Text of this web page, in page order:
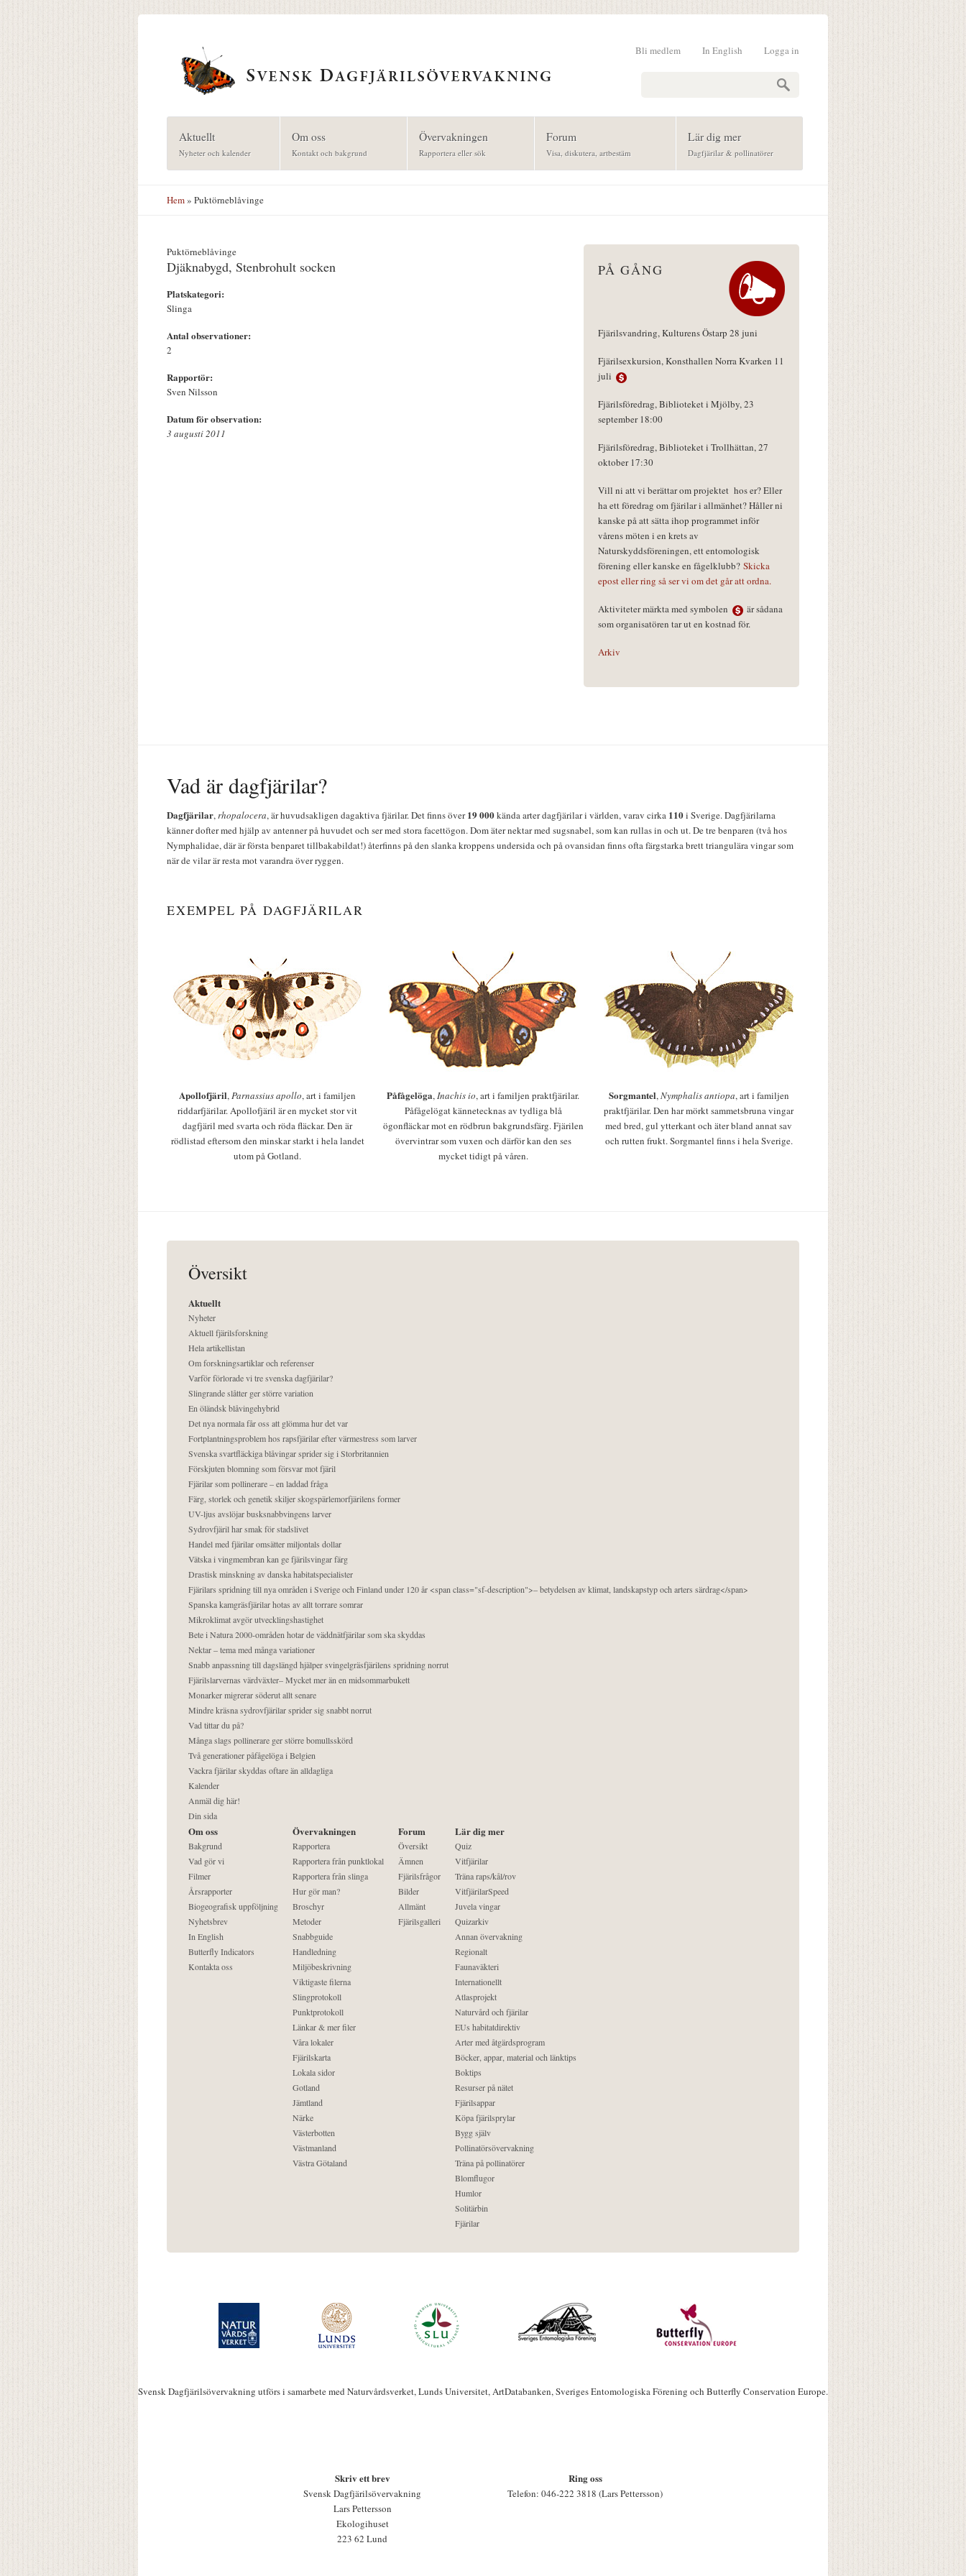
Logga in
In English
Bli medlem
Aktuellt
Nyheter och kalender
Om oss
Kontakt och bakgrund
Övervakningen
Rapportera eller sök
Forum
Visa, diskutera, artbestäm
Lär dig mer
Dagfjärilar & pollinatörer
Hem» Puktörneblåvinge
Puktörneblåvinge
Djäknabygd, Stenbrohult socken
Platskategori:
Slinga
Antal observationer:
2
Rapportör:
Sven Nilsson
Datum för observation:
3 augusti 2011
PÅ GÅNG
Fjärilsvandring, Kulturens Östarp 28 juni
Fjärilsexkursion, Konsthallen Norra Kvarken 11
juli
Fjärilsföredrag, Biblioteket i Mjölby, 23
september 18:00
Fjärilsföredrag, Biblioteket i Trollhättan, 27
oktober 17:30
Vill ni att vi berättar om projektet hos er? Eller
ha ett föredrag om fjärilar i allmänhet? Håller ni
kanske på att sätta ihop programmet inför
vårens möten i en krets av
Naturskyddsföreningen, ett entomologisk
förening eller kanske en fågelklubb? Skicka
epost eller ring så ser vi om det går att ordna.
Aktiviteter märkta med symbolen
är sådana
som organisatören tar ut en kostnad för.
Arkiv
Vad är dagfjärilar?
Dagfjärilar,rhopalocera, är huvudsakligen dagaktiva fjärilar. Det finns över19 000kända arter dagfjärilar i världen, varav cirka 110i Sverige. Dagfjärilarna
känner dofter med hjälp av antenner på huvudet och ser med stora facettögon. Dom äter nektar med sugsnabel, som kan rullas in och ut. De tre benparen (två hos
Nymphalidae, där är första benparet tillbakabildat!) återfinns på den slanka kroppens undersida och på ovansidan finns ofta färgstarka brett triangulära vingar som
när de vilar är resta mot varandra över ryggen.
EXEMPEL PÅ DAGFJÄRILAR
Apollofjäril,Parnassius apollo, art i familjen
riddarfjärilar. Apollofjäril är en mycket stor vit
dagfjäril med svarta och röda fläckar. Den är
rödlistad eftersom den minskar starkt i hela landet
utom på Gotland.
Påfågelöga,Inachis io, art i familjen praktfjärilar.
Påfågelögat kännetecknas av tydliga blå
ögonfläckar mot en rödbrun bakgrundsfärg. Fjärilen
övervintrar som vuxen och därför kan den ses
mycket tidigt på våren.
Sorgmantel,Nymphalis antiopa, art i familjen
praktfjärilar. Den har mörkt sammetsbruna vingar
med bred, gul ytterkant och äter bland annat sav
och rutten frukt. Sorgmantel finns i hela Sverige.
Översikt
Aktuellt
Nyheter
Aktuell fjärilsforskning
Hela artikellistan
Om forskningsartiklar och referenser
Varför förlorade vi tre svenska dagfjärilar?
Slingrande slåtter ger större variation
En öländsk blåvingehybrid
Det nya normala får oss att glömma hur det var
Fortplantningsproblem hos rapsfjärilar efter värmestress som larver
Svenska svartfläckiga blåvingar sprider sig i Storbritannien
Förskjuten blomning som försvar mot fjäril
Fjärilar som pollinerare – en laddad fråga
Färg, storlek och genetik skiljer skogspärlemorfjärilens former
UV-ljus avslöjar busksnabbvingens larver
Sydrovfjäril har smak för stadslivet
Handel med fjärilar omsätter miljontals dollar
Vätska i vingmembran kan ge fjärilsvingar färg
Drastisk minskning av danska habitatspecialister
Fjärilars spridning till nya områden i Sverige och Finland under 120 år <span class="sf-description">– betydelsen av klimat, landskapstyp och arters särdrag</span>
Spanska kamgräsfjärilar hotas av allt torrare somrar
Mikroklimat avgör utvecklingshastighet
Bete i Natura 2000-områden hotar de väddnätfjärilar som ska skyddas
Nektar – tema med många variationer
Snabb anpassning till dagslängd hjälper svingelgräsfjärilens spridning norrut
Fjärilslarvernas värdväxter– Mycket mer än en midsommarbukett
Monarker migrerar söderut allt senare
Mindre kräsna sydrovfjärilar sprider sig snabbt norrut
Vad tittar du på?
Många slags pollinerare ger större bomullsskörd
Två generationer påfågelöga i Belgien
Vackra fjärilar skyddas oftare än alldagliga
Kalender
Anmäl dig här!
Din sida
Om oss
Bakgrund
Vad gör vi
Filmer
Årsrapporter
Biogeografisk uppföljning
Nyhetsbrev
In English
Butterfly Indicators
Kontakta oss
Övervakningen
Rapportera
Rapportera från punktlokal
Rapportera från slinga
Hur gör man?
Broschyr
Metoder
Snabbguide
Handledning
Miljöbeskrivning
Viktigaste filerna
Slingprotokoll
Punktprotokoll
Länkar & mer filer
Våra lokaler
Fjärilskarta
Lokala sidor
Gotland
Jämtland
Närke
Västerbotten
Västmanland
Västra Götaland
Forum
Översikt
Ämnen
Fjärilsfrågor
Bilder
Allmänt
Fjärilsgalleri
Lär dig mer
Quiz
Vitfjärilar
Träna raps/kål/rov
VitfjärilarSpeed
Juvela vingar
Quizarkiv
Annan övervakning
Regionalt
Faunaväkteri
Internationellt
Atlasprojekt
Naturvård och fjärilar
EUs habitatdirektiv
Arter med åtgärdsprogram
Böcker, appar, material och länktips
Boktips
Resurser på nätet
Fjärilsappar
Köpa fjärilsprylar
Bygg själv
Pollinatörsövervakning
Träna på pollinatörer
Blomflugor
Humlor
Solitärbin
Fjärilar
Svensk Dagfjärilsövervakning utförs i samarbete med Naturvårdsverket, Lunds Universitet, ArtDatabanken, Sveriges Entomologiska Förening och Butterfly Conservation Europe.
Skriv ett brev
Svensk Dagfjärilsövervakning
Lars Pettersson
Ekologihuset
223 62 Lund
Ring oss
Telefon: 046-222 3818 (Lars Pettersson)